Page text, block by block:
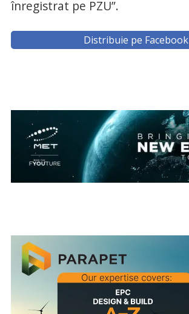
înregistrat pe PZU”.
Distribuie pe Facebook